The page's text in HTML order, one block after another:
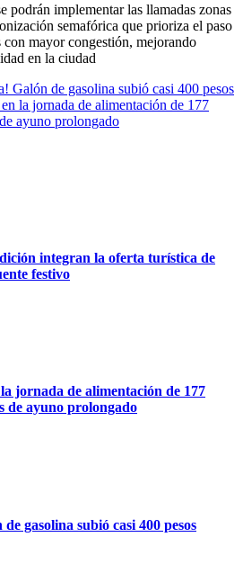
podrán implementar las llamadas zonas
semafórica que prioriza el paso
mayor congestión, mejorando
en la ciudad
Galón de gasolina subió casi 400 pesos
la jornada de alimentación de 177
ayuno prolongado
integran la oferta turística de
festivo
jornada de alimentación de 177
de ayuno prolongado
gasolina subió casi 400 pesos